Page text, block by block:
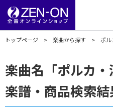
トップページ 楽曲から探す ポ
楽曲名「ポルカ
楽譜・商品検索結